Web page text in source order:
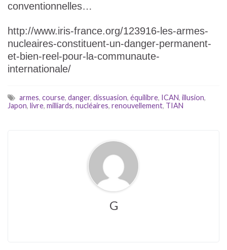
conventionnelles…
http://www.iris-france.org/123916-les-armes-
nucleaires-constituent-un-danger-permanent-
et-bien-reel-pour-la-communaute-
internationale/
armes, course, danger, dissuasion, équilibre, ICAN, illusion,
Japon, livre, milliards, nucléaires, renouvellement, TIAN
G